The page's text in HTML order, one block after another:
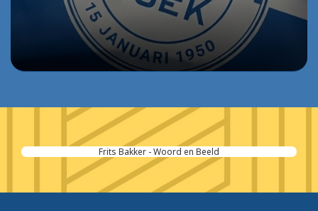
Frits Bakker - Woord en Beeld